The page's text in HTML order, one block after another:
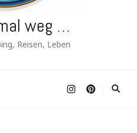
weg …
Reisen, Leben